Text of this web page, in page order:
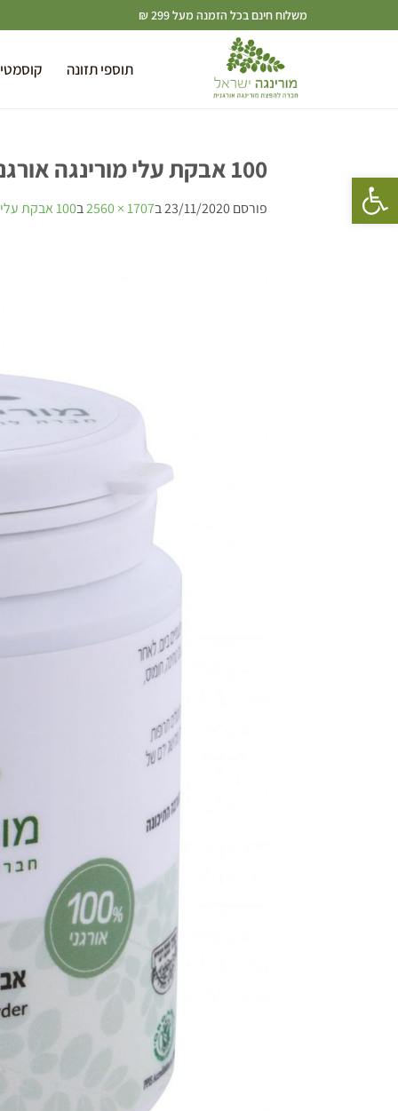
פתח סרגל נגישות
משלוח חינם בכל הזמנה מעל 299 ₪
תוספי תזונה
100 אבקת עלי מורינגה אורגנית, גדל בישראל בפיקוח ברקוד-7290013636713 אורגני
פורסם23/11/2020ב1707 × 2560 ב100 אבקת עלי מורינגה אורגנית, גדל בישראל בפיקוח ברקוד-7290013636713 אורגני